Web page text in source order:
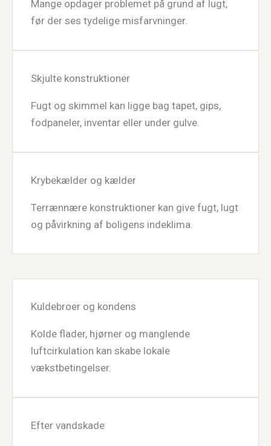
Mange opdager problemet på grund af lugt,
før der ses tydelige misfarvninger.
Skjulte konstruktioner
Fugt og skimmel kan ligge bag tapet, gips,
fodpaneler, inventar eller under gulve.
Krybekælder og kælder
Terrænnære konstruktioner kan give fugt, lugt
og påvirkning af boligens indeklima.
Kuldebroer og kondens
Kolde flader, hjørner og manglende
luftcirkulation kan skabe lokale
vækstbetingelser.
Efter vandskade